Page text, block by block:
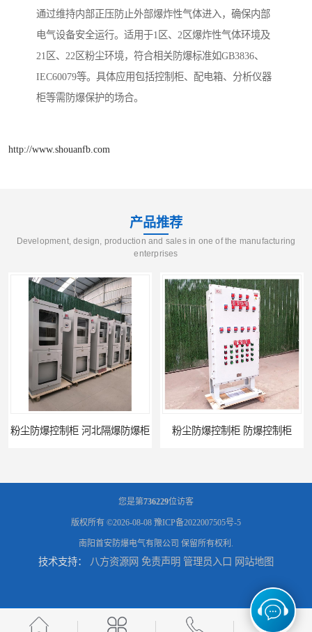
通过维持内部正压防止外部爆炸性气体进入，确保内部
电气设备安全运行。适用于1区、2区爆炸性气体环境及
21区、22区粉尘环境，符合相关防爆标准如GB3836、
IEC60079等。具体应用包括控制柜、配电箱、分析仪器
柜等需防爆保护的场合。
http://www.shouanfb.com
产品推荐
Development, design, production and sales in one of the manufacturing
enterprises
粉尘防爆控制柜 防爆控制柜
防腐防尘防爆控制柜 湖北防爆控制箱 防腐防尘防爆控制柜 广东防爆控制柜
您是第736229位访客
版权所有 ©2026-08-08 豫ICP备2022007505号-5
南阳首安防爆电气有限公司 保留所有权利.
技术支持： 八方资源网 免责声明 管理员入口 网站地图